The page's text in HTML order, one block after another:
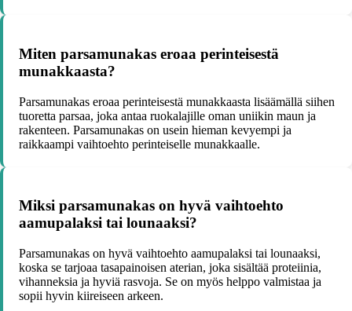
Miten parsamunakas eroaa perinteisestä
munakkaasta?
Parsamunakas eroaa perinteisestä munakkaasta lisäämällä siihen
tuoretta parsaa, joka antaa ruokalajille oman uniikin maun ja
rakenteen. Parsamunakas on usein hieman kevyempi ja
raikkaampi vaihtoehto perinteiselle munakkaalle.
Miksi parsamunakas on hyvä vaihtoehto
aamupalaksi tai lounaaksi?
Parsamunakas on hyvä vaihtoehto aamupalaksi tai lounaaksi,
koska se tarjoaa tasapainoisen aterian, joka sisältää proteiinia,
vihanneksia ja hyviä rasvoja. Se on myös helppo valmistaa ja
sopii hyvin kiireiseen arkeen.